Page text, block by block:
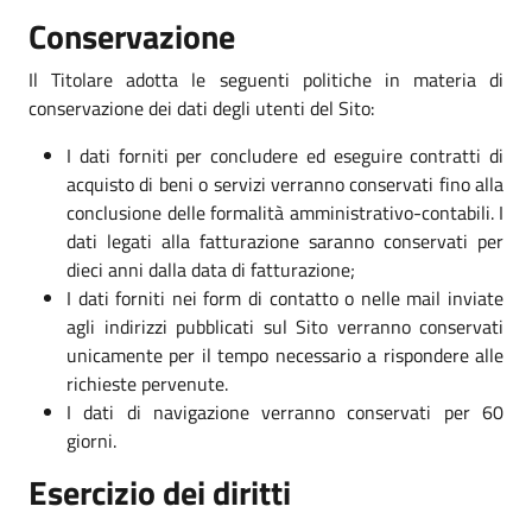
Conservazione
Il Titolare adotta le seguenti politiche in materia di
conservazione dei dati degli utenti del Sito:
I dati forniti per concludere ed eseguire contratti di
acquisto di beni o servizi verranno conservati fino alla
conclusione delle formalità amministrativo-contabili. I
dati legati alla fatturazione saranno conservati per
dieci anni dalla data di fatturazione;
I dati forniti nei form di contatto o nelle mail inviate
agli indirizzi pubblicati sul Sito verranno conservati
unicamente per il tempo necessario a rispondere alle
richieste pervenute.
I dati di navigazione verranno conservati per 60
giorni.
Esercizio dei diritti